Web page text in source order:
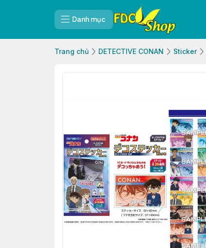
Danh mục
Trang chủ DETECTIVE CONAN Sticker